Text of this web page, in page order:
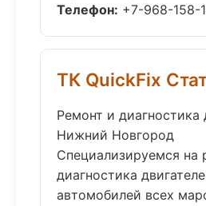
Телефон: +7-968-158-
ТК QuickFix
Ремонт и диагностика
Нижний Новгород
Специализируемся на
диагностика
автомобилей всех